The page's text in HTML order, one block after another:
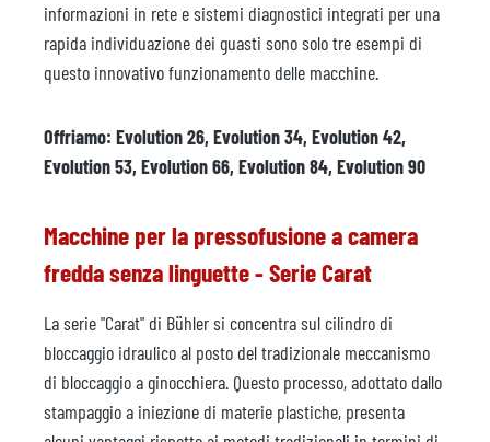
informazioni in rete e sistemi diagnostici integrati per una
rapida individuazione dei guasti sono solo tre esempi di
questo innovativo funzionamento delle macchine.
Offriamo: Evolution 26, Evolution 34, Evolution 42,
Evolution 53, Evolution 66, Evolution 84, Evolution 90
Macchine per la pressofusione a camera
fredda senza linguette - Serie Carat
La serie "Carat" di Bühler si concentra sul cilindro di
bloccaggio idraulico al posto del tradizionale meccanismo
di bloccaggio a ginocchiera. Questo processo, adottato dallo
stampaggio a iniezione di materie plastiche, presenta